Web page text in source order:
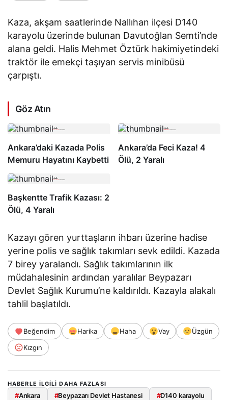
Kaza, akşam saatlerinde Nallıhan ilçesi D140
karayolu üzerinde bulunan Davutoğlan Semti’nde
alana geldi. Halis Mehmet Öztürk hakimiyetindeki
traktör ile emekçi taşıyan servis minibüsü
çarpıştı.
Göz Atın
Ankara’daki Kazada Polis
Memuru Hayatını Kaybetti
Ankara’da Feci Kaza! 4
Ölü, 2 Yaralı
Başkentte Trafik Kazası: 2
Ölü, 4 Yaralı
Kazayı gören yurttaşların ihbarı üzerine hadise
yerine polis ve sağlık takımları sevk edildi. Kazada
7 birey yaralandı. Sağlık takımlarının ilk
müdahalesinin ardından yaralılar Beypazarı
Devlet Sağlık Kurumu’ne kaldırıldı. Kazayla alakalı
tahlil başlatıldı.
Beğendim Harika Haha Vay
Üzgün
Kızgın
HABERLE ILGILI DAHA FAZLASI
#Ankara #Beypazarı Devlet Hastanesi #D140 karayolu